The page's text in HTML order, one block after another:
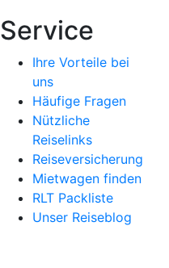
Service
Ihre Vorteile bei
uns
Häufige Fragen
Nützliche
Reiselinks
Reiseversicherung
Mietwagen finden
RLT Packliste
Unser Reiseblog